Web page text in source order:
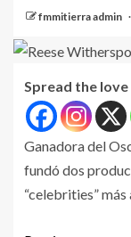
fmmitierra admin
Spread the love
Ganadora del
fundó dos
“celebrities” más